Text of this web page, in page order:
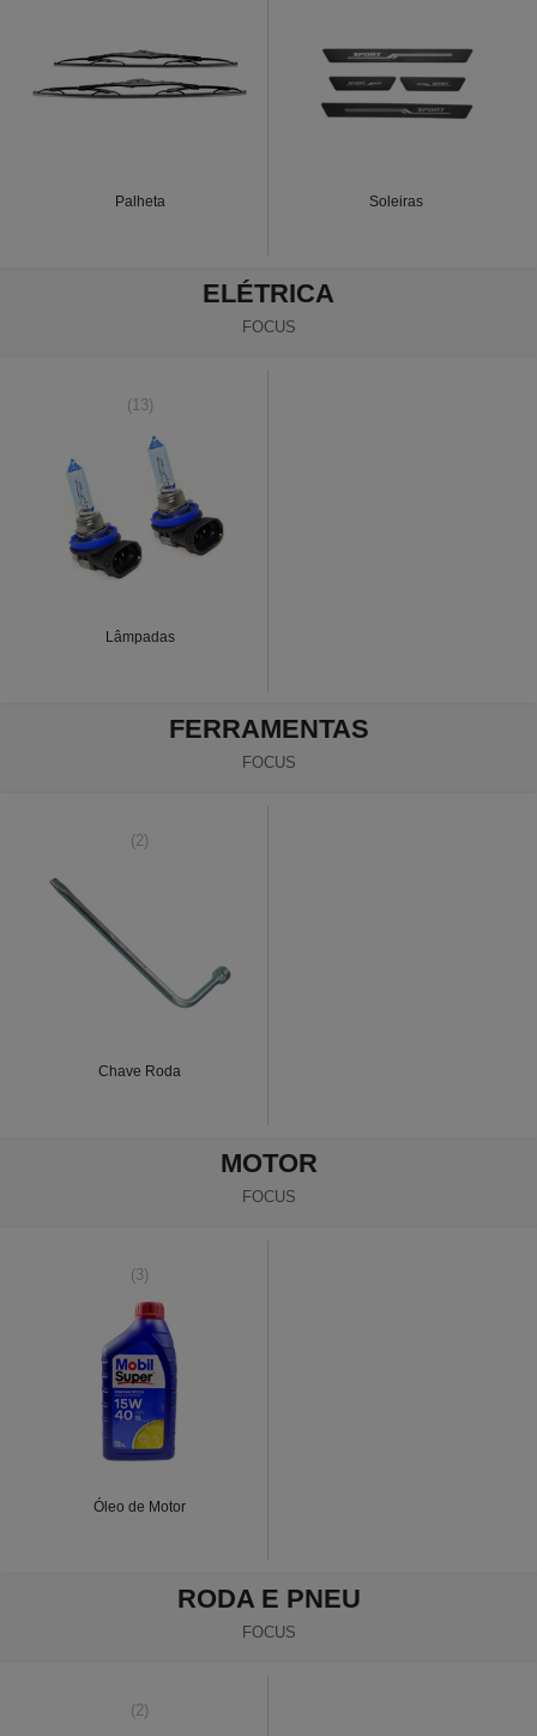
Palheta Soleiras
ELÉTRICA
FOCUS
(13)
Lâmpadas
FERRAMENTAS
FOCUS
(2)
Chave Roda
MOTOR
FOCUS
(3)
Óleo de Motor
RODA E PNEU
FOCUS
(2)